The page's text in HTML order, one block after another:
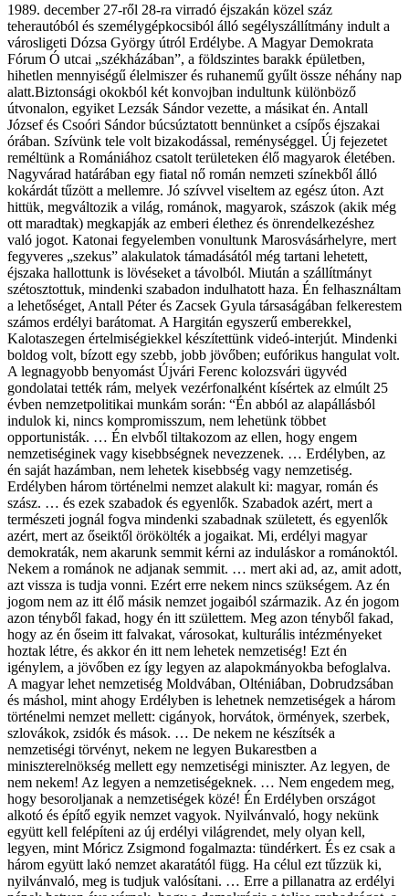
1989. december 27-ről 28-ra virradó éjszakán közel száz
teherautóból és személygépkocsiból álló segélyszállítmány indult a
városligeti Dózsa György útról Erdélybe. A Magyar Demokrata
Fórum Ó utcai „székházában”, a földszintes barakk épületben,
hihetlen mennyiségű élelmiszer és ruhanemű gyűlt össze néhány nap
alatt.Biztonsági okokból két konvojban indultunk különböző
útvonalon, egyiket Lezsák Sándor vezette, a másikat én. Antall
József és Csoóri Sándor búcsúztatott bennünket a csípős éjszakai
órában. Szívünk tele volt bizakodással, reménységgel. Új fejezetet
reméltünk a Romániához csatolt területeken élő magyarok életében.
Nagyvárad határában egy fiatal nő román nemzeti színekből álló
kokárdát tűzött a mellemre. Jó szívvel viseltem az egész úton. Azt
hittük, megváltozik a világ, románok, magyarok, szászok (akik még
ott maradtak) megkapják az emberi élethez és önrendelkezéshez
való jogot. Katonai fegyelemben vonultunk Marosvásárhelyre, mert
fegyveres „szekus” alakulatok támadásától még tartani lehetett,
éjszaka hallottunk is lövéseket a távolból. Miután a szállítmányt
szétosztottuk, mindenki szabadon indulhatott haza. Én felhasználtam
a lehetőséget, Antall Péter és Zacsek Gyula társaságában felkerestem
számos erdélyi barátomat. A Hargitán egyszerű emberekkel,
Kalotaszegen értelmiségiekkel készítettünk videó-interjút. Mindenki
boldog volt, bízott egy szebb, jobb jövőben; eufórikus hangulat volt.
A legnagyobb benyomást Újvári Ferenc kolozsvári ügyvéd
gondolatai tették rám, melyek vezérfonalként kísértek az elmúlt 25
évben nemzetpolitikai munkám során: “Én abból az alapállásból
indulok ki, nincs kompromisszum, nem lehetünk többet
opportunisták. … Én elvből tiltakozom az ellen, hogy engem
nemzetiséginek vagy kisebbségnek nevezzenek. … Erdélyben, az
én saját hazámban, nem lehetek kisebbség vagy nemzetiség.
Erdélyben három történelmi nemzet alakult ki: magyar, román és
szász. … és ezek szabadok és egyenlők. Szabadok azért, mert a
természeti jognál fogva mindenki szabadnak született, és egyenlők
azért, mert az őseiktől örökölték a jogaikat. Mi, erdélyi magyar
demokraták, nem akarunk semmit kérni az induláskor a románoktól.
Nekem a románok ne adjanak semmit. … mert aki ad, az, amit adott,
azt vissza is tudja vonni. Ezért erre nekem nincs szükségem. Az én
jogom nem az itt élő másik nemzet jogaiból származik. Az én jogom
azon tényből fakad, hogy én itt születtem. Meg azon tényből fakad,
hogy az én őseim itt falvakat, városokat, kulturális intézményeket
hoztak létre, és akkor én itt nem lehetek nemzetiség! Ezt én
igénylem, a jövőben ez így legyen az alapokmányokba befoglalva.
A magyar lehet nemzetiség Moldvában, Olténiában, Dobrudzsában
és máshol, mint ahogy Erdélyben is lehetnek nemzetiségek a három
történelmi nemzet mellett: cigányok, horvátok, örmények, szerbek,
szlovákok, zsidók és mások. … De nekem ne készítsék a
nemzetiségi törvényt, nekem ne legyen Bukarestben a
miniszterelnökség mellett egy nemzetiségi miniszter. Az legyen, de
nem nekem! Az legyen a nemzetiségeknek. … Nem engedem meg,
hogy besoroljanak a nemzetiségek közé! Én Erdélyben országot
alkotó és építő egyik nemzet vagyok. Nyilvánvaló, hogy nekünk
együtt kell felépíteni az új erdélyi világrendet, mely olyan kell,
legyen, mint Móricz Zsigmond fogalmazta: tündérkert. És ez csak a
három együtt lakó nemzet akaratától függ. Ha célul ezt tűzzük ki,
nyilvánvaló, meg is tudjuk valósítani. … Erre a pillanatra az erdélyi